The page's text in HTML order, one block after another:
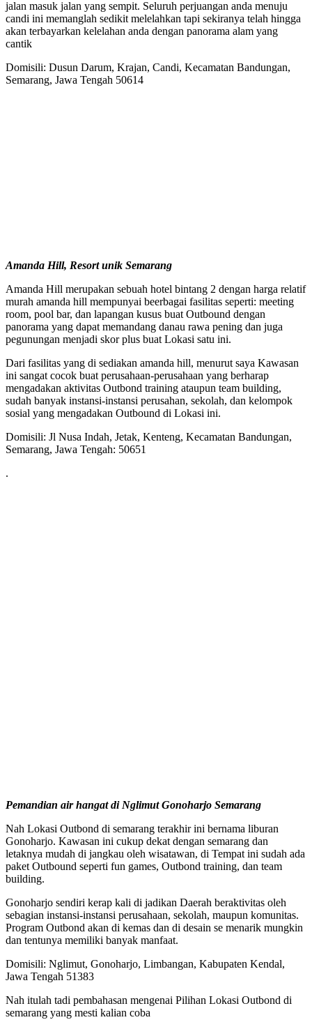
jalan masuk jalan yang sempit. Seluruh perjuangan anda menuju
candi ini memanglah sedikit melelahkan tapi sekiranya telah hingga
akan terbayarkan kelelahan anda dengan panorama alam yang
cantik
Domisili: Dusun Darum, Krajan, Candi, Kecamatan Bandungan,
Semarang, Jawa Tengah 50614
Amanda Hill, Resort unik Semarang
Amanda Hill merupakan sebuah hotel bintang 2 dengan harga relatif
murah amanda hill mempunyai beerbagai fasilitas seperti: meeting
room, pool bar, dan lapangan kusus buat Outbound dengan
panorama yang dapat memandang danau rawa pening dan juga
pegunungan menjadi skor plus buat Lokasi satu ini.
Dari fasilitas yang di sediakan amanda hill, menurut saya Kawasan
ini sangat cocok buat perusahaan-perusahaan yang berharap
mengadakan aktivitas Outbond training ataupun team building,
sudah banyak instansi-instansi perusahan, sekolah, dan kelompok
sosial yang mengadakan Outbound di Lokasi ini.
Domisili: Jl Nusa Indah, Jetak, Kenteng, Kecamatan Bandungan,
Semarang, Jawa Tengah: 50651
.
Pemandian air hangat di Nglimut Gonoharjo Semarang
Nah Lokasi Outbond di semarang terakhir ini bernama liburan
Gonoharjo. Kawasan ini cukup dekat dengan semarang dan
letaknya mudah di jangkau oleh wisatawan, di Tempat ini sudah ada
paket Outbound seperti fun games, Outbond training, dan team
building.
Gonoharjo sendiri kerap kali di jadikan Daerah beraktivitas oleh
sebagian instansi-instansi perusahaan, sekolah, maupun komunitas.
Program Outbond akan di kemas dan di desain se menarik mungkin
dan tentunya memiliki banyak manfaat.
Domisili: Nglimut, Gonoharjo, Limbangan, Kabupaten Kendal,
Jawa Tengah 51383
Nah itulah tadi pembahasan mengenai Pilihan Lokasi Outbond di
semarang yang mesti kalian coba